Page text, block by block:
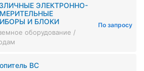
ЭЛЕКТРОННО-
И БЛОКИ
оборудование /
По запросу
ВС